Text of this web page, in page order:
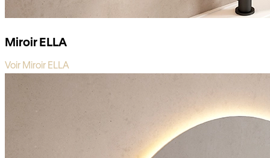
Miroir ELLA
Voir Miroir ELLA